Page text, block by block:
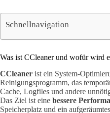
Schnellnavigation
Was ist CCleaner und wofür wird
CCleaner ist ein System-
Reinigungsprogramm, das
Cache, Logfiles und andere
Das Ziel ist eine bessere
Speicherplatz und ein